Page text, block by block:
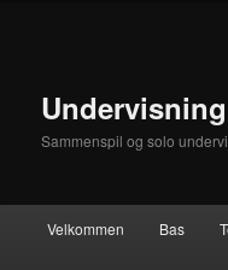
Undervisning
Sammenspil og solo
Velkommen Bas